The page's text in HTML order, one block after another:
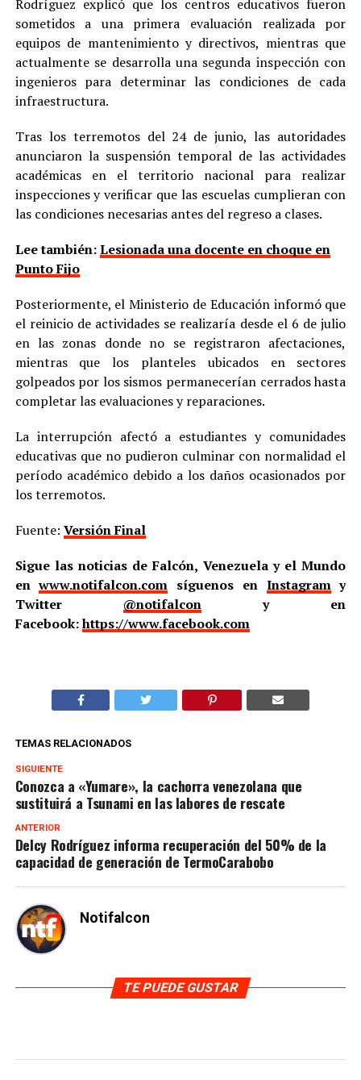
Rodríguez explicó que los centros educativos fueron
sometidos a una primera evaluación realizada por
equipos de mantenimiento y directivos, mientras que
actualmente se desarrolla una segunda inspección con
ingenieros para determinar las condiciones de cada
infraestructura.
Tras los terremotos del 24 de junio, las autoridades
anunciaron la suspensión temporal de las actividades
académicas en el territorio nacional para realizar
inspecciones y verificar que las escuelas cumplieran con
las condiciones necesarias antes del regreso a clases.
Lee también:Lesionada una docente en choque en
Punto Fijo
Posteriormente, el Ministerio de Educación informó que
el reinicio de actividades se realizaría desde el 6 de julio
en las zonas donde no se registraron afectaciones,
mientras que los planteles ubicados en sectores
golpeados por los sismos permanecerían cerrados hasta
completar las evaluaciones y reparaciones.
La interrupción afectó a estudiantes y comunidades
educativas que no pudieron culminar con normalidad el
período académico debido a los daños ocasionados por
los terremotos.
Fuente: Versión Final
Sigue las noticias de Falcón, Venezuela y el Mundo
enwww.notifalcon.com síguenos en Instagramy
Twitter @notifalcony en
Facebook:https://www.facebook.com
TEMAS RELACIONADOS
SIGUIENTE
Conozca a «Yumare», la cachorra venezolana que
sustituirá a Tsunami en las labores de rescate
ANTERIOR
Delcy Rodríguez informa recuperación del 50% de la
capacidad de generación de TermoCarabobo
Notifalcon
TE PUEDE GUSTAR